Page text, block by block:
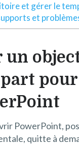
et gérer le
et
un
PowerPoint,
quitte à